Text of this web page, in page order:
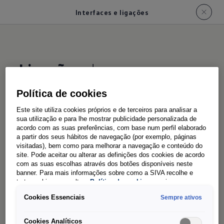
Interfaces e ligações
Ligaçõesde que o seu
trabalho quotidiano
necessita
A fluidez dos processos é crucial no transporte
de passageiros - e isto também se aplica à
tecnologia. O Nova Caravelle garante que os
smartphones, tablets e outros dispositivos
estejam prontos a utilizar. Pode carregar os
Política de cookies
Este site utiliza cookies próprios e de terceiros para analisar a
sua utilização e para lhe mostrar publicidade personalizada de
acordo com as suas preferências, com base num perfil elaborado
a partir dos seus hábitos de navegação (por exemplo, páginas
visitadas), bem como para melhorar a navegação e conteúdo do
site. Pode aceitar ou alterar as definições dos cookies de acordo
com as suas escolhas através dos botões disponíveis neste
banner. Para mais informações sobre como a SIVA recolhe e
trata cookies, consulte aPolítica de cookies em vigor.
Cookies Essenciais Sempre ativos
Cookies Analíticos